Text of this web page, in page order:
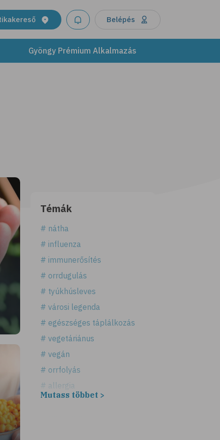
Belépés
Gyöngy Prémium Alkalmazás
Témák
# nátha
# influenza
# immunerősítés
# orrdugulás
# tyúkhúsleves
# városi legenda
# egészséges táplálkozás
# vegetáriánus
# vegán
# orrfolyás
# allergia
# légúti allergia
Mutass többet >